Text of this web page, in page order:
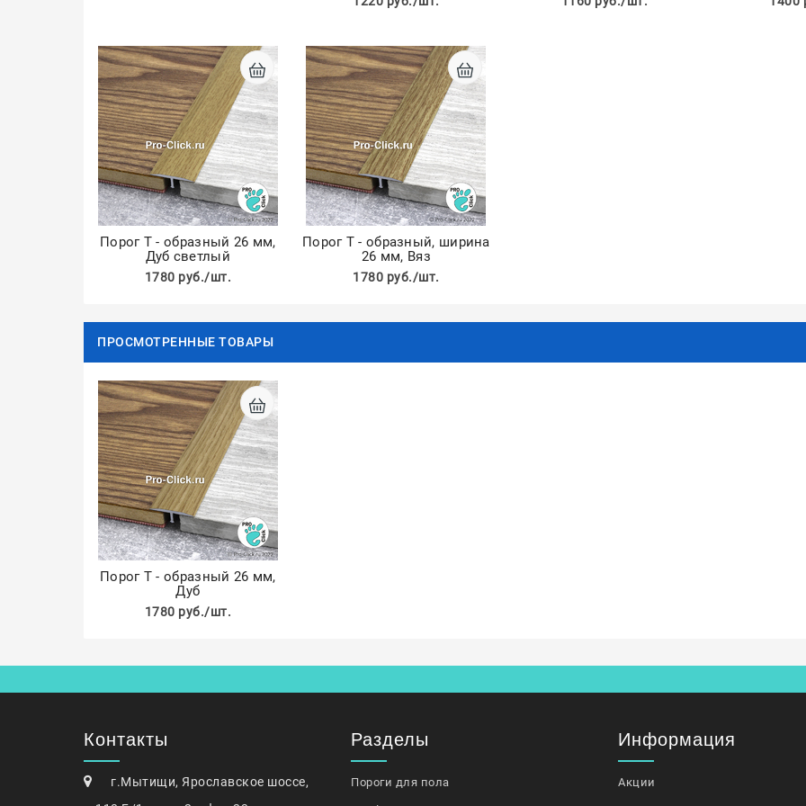
Порог Т - образный 26 мм,
Дуб светлый
1780 руб./шт.
Порог Т - образный, ширина
26 мм, Вяз
1780 руб./шт.
ПРОСМОТРЕННЫЕ ТОВАРЫ
Порог Т - образный 26 мм,
Дуб
1780 руб./шт.
Контакты
г.Мытищи, Ярославское шоссе,
Разделы
Пороги для пола
Информация
Акции